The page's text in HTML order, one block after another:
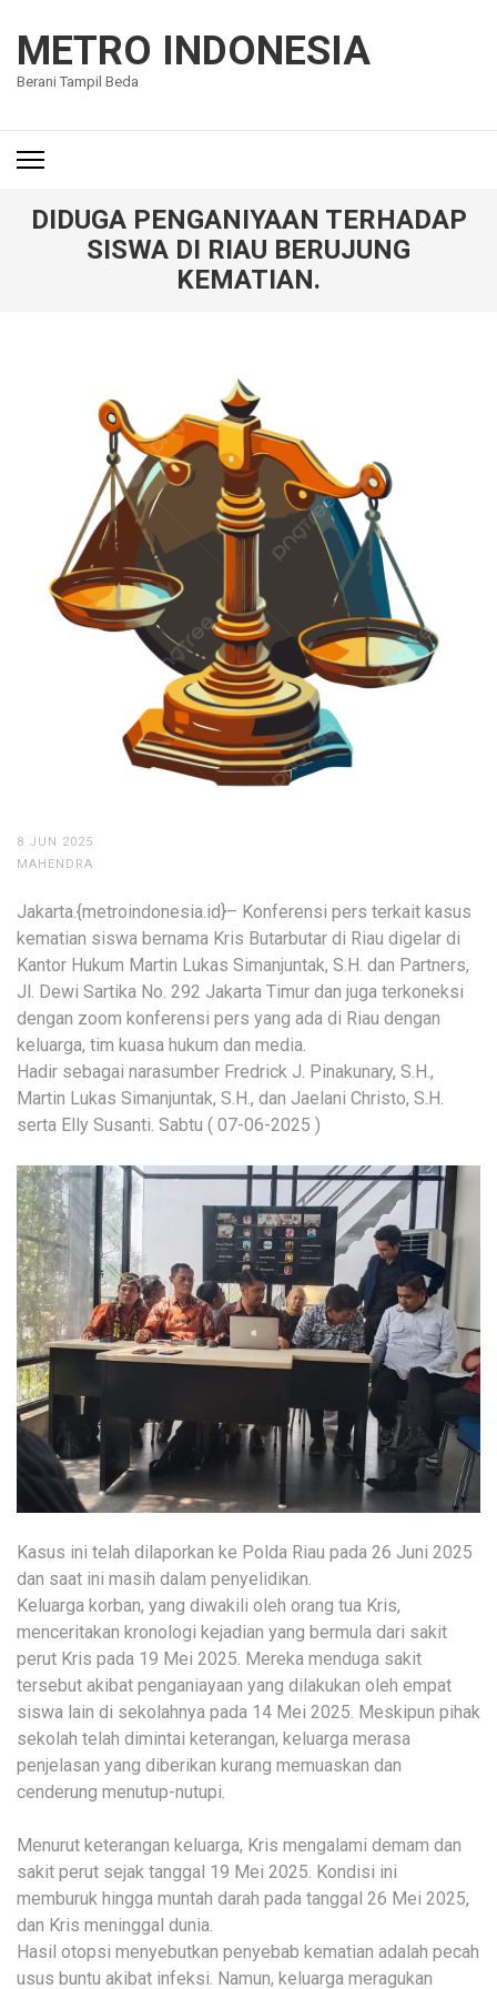
konten
(Tekan
METRO INDONESIA
Berani Tampil Beda
DIDUGA PENGANIYAAN TERHADAP
SISWA DI RIAU BERUJUNG
KEMATIAN.
8 JUN 2025
MAHENDRA
Jakarta.{metroindonesia.id}– Konferensi pers terkait kasus
kematian siswa bernama Kris Butarbutar di Riau digelar di
Kantor Hukum Martin Lukas Simanjuntak, S.H. dan Partners,
Jl. Dewi Sartika No. 292 Jakarta Timur dan juga terkoneksi
dengan zoom konferensi pers yang ada di Riau dengan
keluarga, tim kuasa hukum dan media.
Hadir sebagai narasumber Fredrick J. Pinakunary, S.H.,
Martin Lukas Simanjuntak, S.H., dan Jaelani Christo, S.H.
serta Elly Susanti. Sabtu ( 07-06-2025 )
Kasus ini telah dilaporkan ke Polda Riau pada 26 Juni 2025
dan saat ini masih dalam penyelidikan.
Keluarga korban, yang diwakili oleh orang tua Kris,
menceritakan kronologi kejadian yang bermula dari sakit
perut Kris pada 19 Mei 2025. Mereka menduga sakit
tersebut akibat penganiayaan yang dilakukan oleh empat
siswa lain di sekolahnya pada 14 Mei 2025. Meskipun pihak
sekolah telah dimintai keterangan, keluarga merasa
penjelasan yang diberikan kurang memuaskan dan
cenderung menutup-nutupi.
Menurut keterangan keluarga, Kris mengalami demam dan
sakit perut sejak tanggal 19 Mei 2025. Kondisi ini
memburuk hingga muntah darah pada tanggal 26 Mei 2025,
dan Kris meninggal dunia.
Hasil otopsi menyebutkan penyebab kematian adalah pecah
usus buntu akibat infeksi. Namun, keluarga meragukan